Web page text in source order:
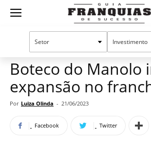
Guia
Mercado de franquias
Boteco do Manolo
expansão no
Por Luiza Olinda - 21/06/2023
Facebook Twitter